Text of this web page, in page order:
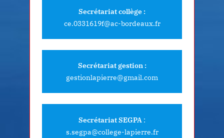
Secrétariat collège :
ce.0331619f@ac-bordeaux.fr
Secrétariat gestion :
gestionlapierre@gmail.com
Secrétariat SEGPA :
s.segpa@college-lapierre.fr